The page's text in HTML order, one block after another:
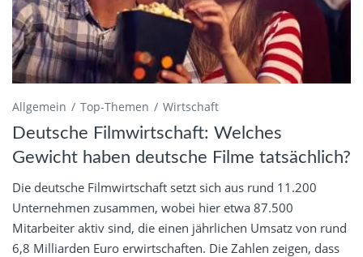
Allgemein Top-Themen Wirtschaft
Deutsche Filmwirtschaft: Welches
Gewicht haben deutsche Filme tatsächlich?
Die deutsche Filmwirtschaft setzt sich aus rund 11.200
Unternehmen zusammen, wobei hier etwa 87.500
Mitarbeiter aktiv sind, die einen jährlichen Umsatz von rund
6,8 Milliarden Euro erwirtschaften. Die Zahlen zeigen, dass